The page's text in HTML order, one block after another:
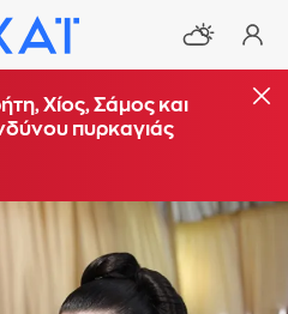
Χίος, Σάμος και
πυρκαγιάς